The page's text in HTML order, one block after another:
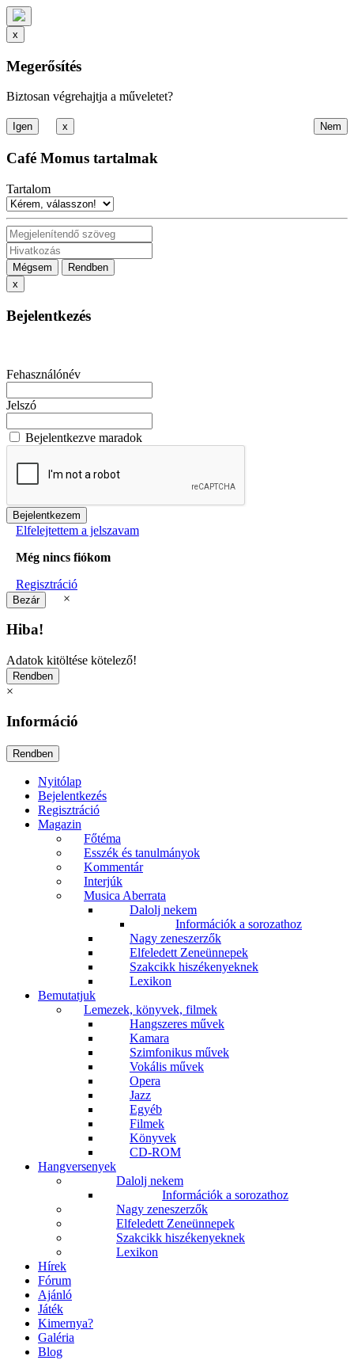
x
Megerősítés
Biztosan végrehajtja a műveletet?
x
Café Momus tartalmak
Tartalom
Mégsem
Rendben
x
Bejelentkezés
Fehasználónév
Jelszó
Bejelentkezve maradok
Elfelejtettem a jelszavam
Még nincs fiókom
Regisztráció
×
Hiba!
Adatok kitöltése kötelező!
×
Információ
Nyitólap
Bejelentkezés
Regisztráció
Magazin
Főtéma
Esszék és tanulmányok
Kommentár
Interjúk
Musica Aberrata
Dalolj nekem
Információk a sorozathoz
Nagy zeneszerzők
Elfeledett Zeneünnepek
Szakcikk hiszékenyeknek
Lexikon
Bemutatjuk
Lemezek, könyvek, filmek
Hangszeres művek
Kamara
Szimfonikus művek
Vokális művek
Opera
Jazz
Egyéb
Filmek
Könyvek
CD-ROM
Hangversenyek
Dalolj nekem
Információk a sorozathoz
Nagy zeneszerzők
Elfeledett Zeneünnepek
Szakcikk hiszékenyeknek
Lexikon
Hírek
Fórum
Ajánló
Játék
Kimernya?
Galéria
Blog